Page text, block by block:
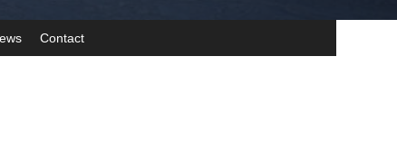
Contact